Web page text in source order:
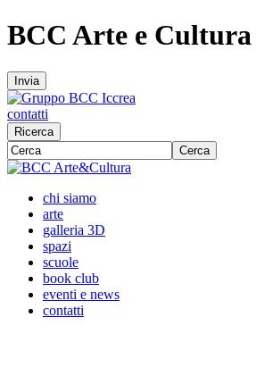
BCC Arte e Cultura
Invia
contatti
Ricerca
Cerca
chi siamo
arte
galleria 3D
spazi
scuole
book club
eventi e news
contatti